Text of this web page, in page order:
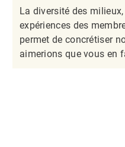
La diversité des
expériences des
permet de concrétiser
aimerions que vous en